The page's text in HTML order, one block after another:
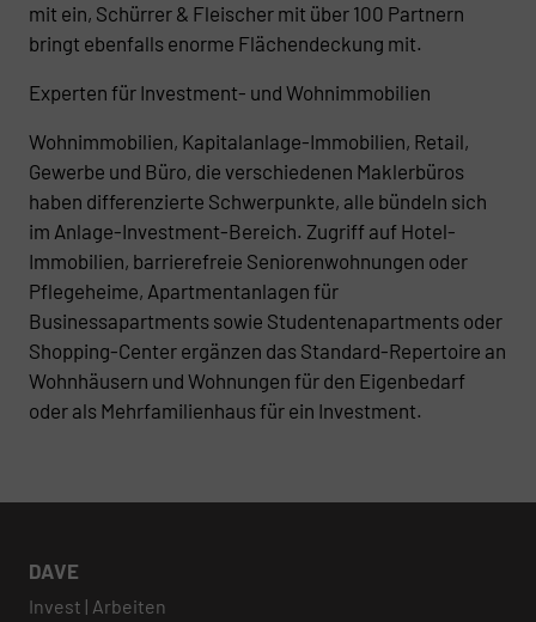
mit ein, Schürrer & Fleischer mit über 100 Partnern
bringt ebenfalls enorme Flächendeckung mit.
Experten für Investment- und Wohnimmobilien
Wohnimmobilien, Kapitalanlage-Immobilien, Retail,
Gewerbe und Büro, die verschiedenen Maklerbüros
haben differenzierte Schwerpunkte, alle bündeln sich
im Anlage-Investment-Bereich. Zugriff auf Hotel-
Immobilien, barrierefreie Seniorenwohnungen oder
Pflegeheime, Apartmentanlagen für
Businessapartments sowie Studentenapartments oder
Shopping-Center ergänzen das Standard-Repertoire an
Wohnhäusern und Wohnungen für den Eigenbedarf
oder als Mehrfamilienhaus für ein Investment.
DAVE
Invest | Arbeiten